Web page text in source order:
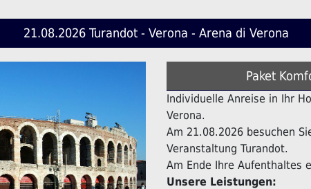
21.08.2026 Turandot - Verona - Arena di Verona
Paket
Individuelle Anreise in Ihr
Verona.
Am 21.08.2026 besuchen
Veranstaltung Turandot.
Am Ende Ihre Aufenthaltes
Unsere Leistungen: